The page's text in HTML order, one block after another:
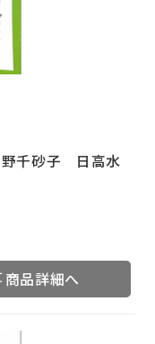
千砂子 日高水
商品詳細へ